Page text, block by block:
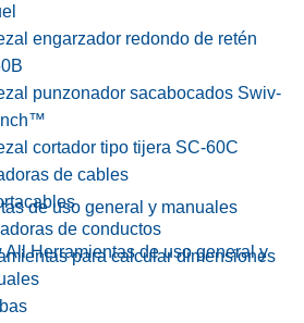
engarzador redondo de retén
punzonador sacabocados Swiv-
cortador tipo tijera SC-60C
de cables
de conductos
para calcular dimensiones
de uso general y manuales
All Herramientas de uso general y